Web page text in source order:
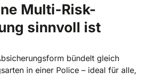
Multi-Risk-
sinnvoll ist
bündelt gleich
in einer Police – ideal für alle,